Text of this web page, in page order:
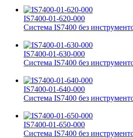
IS7400-01-620-000
Система IS7400 без
IS7400-01-630-000
Система IS7400 без
IS7400-01-640-000
Система IS7400 без
IS7400-01-650-000
Система IS7400 без